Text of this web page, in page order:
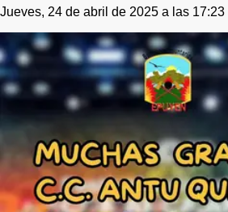
Jueves, 24 de abril de 2025 a las 17:23